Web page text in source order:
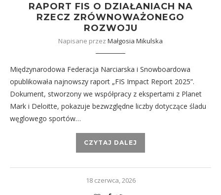
RAPORT FIS O DZIAŁANIACH NA
RZECZ ZRÓWNOWAŻONEGO
ROZWOJU
Napisane przez Małgosia Mikulska
Międzynarodowa Federacja Narciarska i Snowboardowa
opublikowała najnowszy raport „FIS Impact Report 2025”.
Dokument, stworzony we współpracy z ekspertami z Planet
Mark i Deloitte, pokazuje bezwzględne liczby dotyczące śladu
węglowego sportów…
CZYTAJ DALEJ
18 czerwca, 2026